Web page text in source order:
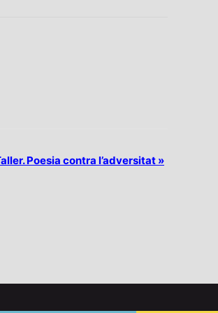
Poesia contra l’adversitat »